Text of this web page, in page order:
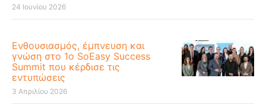
24 Ιουνίου 2026
Ενθουσιασμός, έμπνευση και
γνώση στο 1ο SoEasy Success
Summit που κέρδισε τις
εντυπώσεις
3 Απριλίου 2026